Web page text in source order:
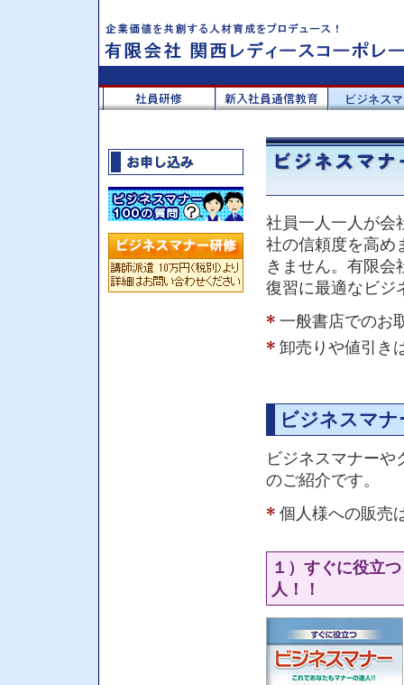
社員一人一人が会
社の信頼度を高め
きません。有限会
復習に最適なビジ
一般書店でのお
卸売りや値引き
ビジネスマナ
ビジネスマナーや
のご紹介です。
個人様への販売
１）すぐに役立
人！！